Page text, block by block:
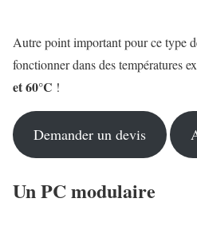
Autre point important pour ce type
fonctionner dans des températures
et 60°C !
Demander un devis
Un PC modulaire